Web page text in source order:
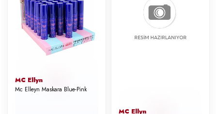
MC Ellyn
Mc Elleyn Maskara Blue-Pink
MC Ellyn